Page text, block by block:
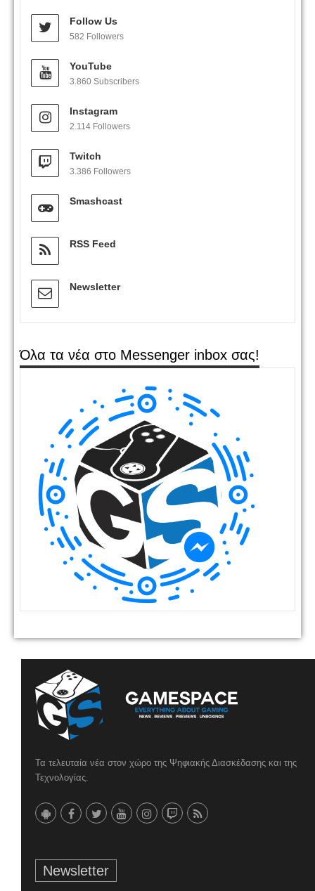
Follow Us
582 Followers
YouTube
3.860 Subscribers
Instagram
2.114 Followers
Twitch
3.386 Followers
Smashcast
RSS Feed
Newsletter
Όλα τα νέα στο Messenger inbox σας!
Τα τελευταία νέα στον χώρο της Ψηφιακής Διασκέδασης και της
Τεχνολογίας.
Newsletter